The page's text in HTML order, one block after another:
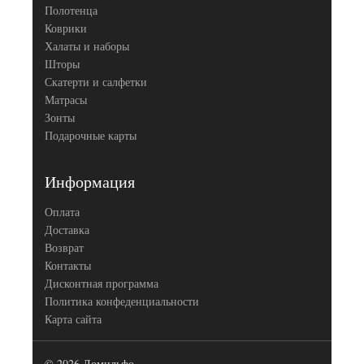
Полотенца
Коврики
Халаты и наборы
Шторы
Скатерти и салфетки
Матрасы
Зонты
Подарочные карты
Информация
Оплата
Доставка
Возврат
Контакты
Дисконтная программа
Политика конфеденциальности
Карта сайта